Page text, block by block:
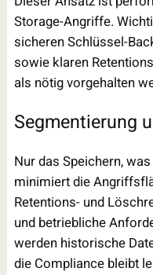
Storage-Angriffe.
sicheren Schlüssel-
sowie klaren
als nötig vorgehalten
Segmentierung
Nur das Speichern,
minimiert die
Retentions- und
und betriebliche
werden historische
die Compliance bleibt